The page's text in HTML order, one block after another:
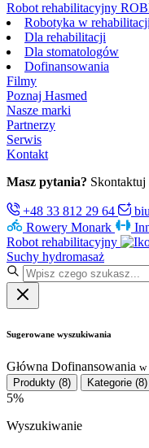
Robot rehabilitacyjny
Robotyka w rehabilitacji
Dla rehabilitacji
Dla stomatologów
Dofinansowania
Filmy
Poznaj Hasmed
Nasze marki
Partnerzy
Serwis
Kontakt
Masz pytania? Skontaktuj
+48 33 812 29 64
Rowery Monark
Robot rehabilitacyjny
Suchy hydromasaż
Sugerowane wyszukiwania
Główna Dofinansowania w
Produkty (8) Kategorie (8)
5%
Wyszukiwanie